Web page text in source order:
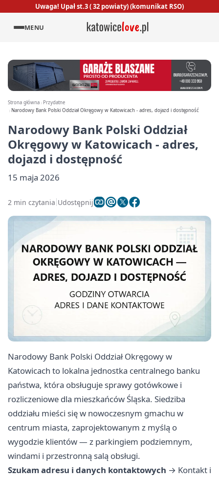
Uwaga! Upał st.3 ( 32 powiaty) (komunikat RSO)
MENU
Strona główna
Przydatne
Narodowy Bank Polski Oddział Okręgowy w Katowicach - adres, dojazd i dostępność
Narodowy Bank Polski Oddział
Okręgowy w Katowicach - adres,
dojazd i dostępność
15 maja 2026
2 min czytania Udostępnij
Narodowy Bank Polski Oddział Okręgowy w
Katowicach to lokalna jednostka centralnego banku
państwa, która obsługuje sprawy gotówkowe i
rozliczeniowe dla mieszkańców Śląska. Siedziba
oddziału mieści się w nowoczesnym gmachu w
centrum miasta, zaprojektowanym z myślą o
wygodzie klientów — z parkingiem podziemnym,
windami i przestronną salą obsługi.
Szukam adresu i danych kontaktowych → Kontakt i